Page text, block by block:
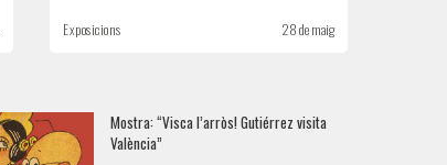
Exposicions 28 de maig
Mostra: “Visca l’arròs! Gutiérrez visita
València”